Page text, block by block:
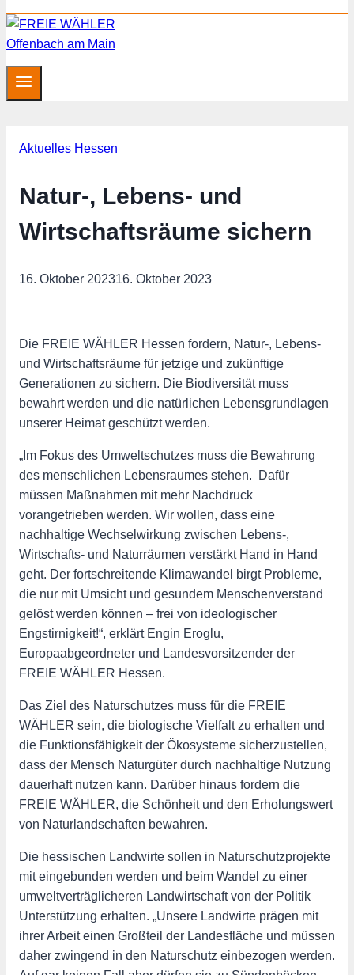
Aktuelles Hessen
Natur-, Lebens- und
Wirtschaftsräume sichern
16. Oktober 202316. Oktober 2023
Die FREIE WÄHLER Hessen fordern, Natur-, Lebens-
und Wirtschaftsräume für jetzige und zukünftige
Generationen zu sichern. Die Biodiversität muss
bewahrt werden und die natürlichen Lebensgrundlagen
unserer Heimat geschützt werden.
„Im Fokus des Umweltschutzes muss die Bewahrung
des menschlichen Lebensraumes stehen. Dafür
müssen Maßnahmen mit mehr Nachdruck
vorangetrieben werden. Wir wollen, dass eine
nachhaltige Wechselwirkung zwischen Lebens-,
Wirtschafts- und Naturräumen verstärkt Hand in Hand
geht. Der fortschreitende Klimawandel birgt Probleme,
die nur mit Umsicht und gesundem Menschenverstand
gelöst werden können – frei von ideologischer
Engstirnigkeit!“, erklärt Engin Eroglu,
Europaabgeordneter und Landesvorsitzender der
FREIE WÄHLER Hessen.
Das Ziel des Naturschutzes muss für die FREIE
WÄHLER sein, die biologische Vielfalt zu erhalten und
die Funktionsfähigkeit der Ökosysteme sicherzustellen,
dass der Mensch Naturgüter durch nachhaltige Nutzung
dauerhaft nutzen kann. Darüber hinaus fordern die
FREIE WÄHLER, die Schönheit und den Erholungswert
von Naturlandschaften bewahren.
Die hessischen Landwirte sollen in Naturschutzprojekte
mit eingebunden werden und beim Wandel zu einer
umweltverträglicheren Landwirtschaft von der Politik
Unterstützung erhalten. „Unsere Landwirte prägen mit
ihrer Arbeit einen Großteil der Landesfläche und müssen
daher zwingend in den Naturschutz einbezogen werden.